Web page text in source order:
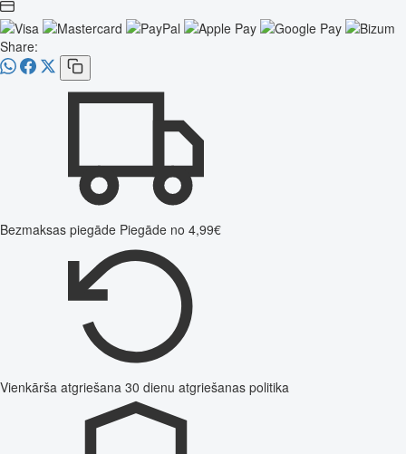
Share:
Bezmaksas piegāde Piegāde no 4,99€
Vienkārša atgriešana 30 dienu atgriešanas politika